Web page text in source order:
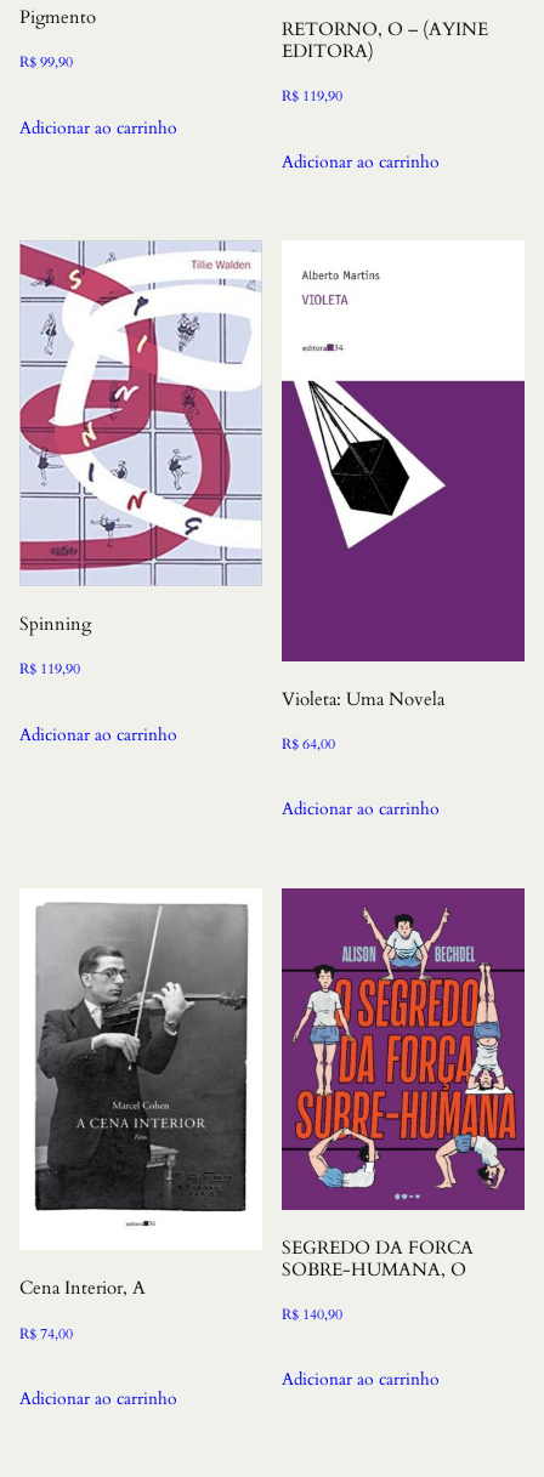
Pigmento
R$99,90
Adicionar ao carrinho
RETORNO, O – (AYINE
EDITORA)
R$ 119,90
Adicionar ao carrinho
Spinning
R$ 119,90
Adicionar ao carrinho
Violeta: Uma Novela
R$64,00
Adicionar ao carrinho
Cena Interior, A
R$74,00
Adicionar ao carrinho
SEGREDO DA FORCA
SOBRE-HUMANA, O
R$ 140,90
Adicionar ao carrinho